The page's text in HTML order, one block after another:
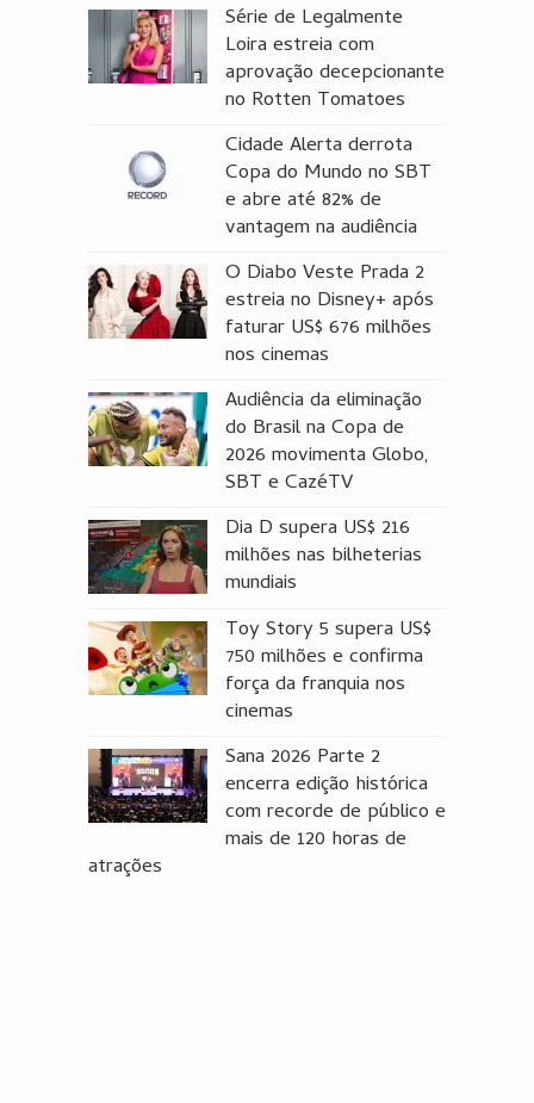
Série de Legalmente
Loira estreia com
aprovação decepcionante
no Rotten Tomatoes
Cidade Alerta derrota
Copa do Mundo no SBT
e abre até 82% de
vantagem na audiência
O Diabo Veste Prada 2
estreia no Disney+ após
faturar US$ 676 milhões
nos cinemas
Audiência da eliminação
do Brasil na Copa de
2026 movimenta Globo,
SBT e CazéTV
Dia D supera US$ 216
milhões nas bilheterias
mundiais
Toy Story 5 supera US$
750 milhões e confirma
força da franquia nos
cinemas
Sana 2026 Parte 2
encerra edição histórica
com recorde de público e
mais de 120 horas de
atrações